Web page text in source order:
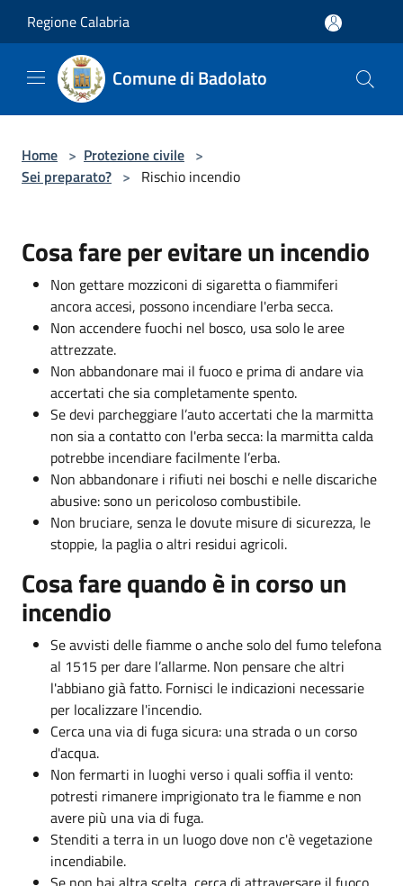
Regione Calabria
Comune di Badolato
Home > Protezione civile >
Sei preparato? > Rischio incendio
Cosa fare per evitare un incendio
Non gettare mozziconi di sigaretta o fiammiferi
ancora accesi, possono incendiare l'erba secca.
Non accendere fuochi nel bosco, usa solo le aree
attrezzate.
Non abbandonare mai il fuoco e prima di andare via
accertati che sia completamente spento.
Se devi parcheggiare l’auto accertati che la marmitta
non sia a contatto con l'erba secca: la marmitta calda
potrebbe incendiare facilmente l’erba.
Non abbandonare i rifiuti nei boschi e nelle discariche
abusive: sono un pericoloso combustibile.
Non bruciare, senza le dovute misure di sicurezza, le
stoppie, la paglia o altri residui agricoli.
Cosa fare quando è in corso un
incendio
Se avvisti delle fiamme o anche solo del fumo telefona
al 1515 per dare l’allarme. Non pensare che altri
l'abbiano già fatto. Fornisci le indicazioni necessarie
per localizzare l'incendio.
Cerca una via di fuga sicura: una strada o un corso
d'acqua.
Non fermarti in luoghi verso i quali soffia il vento:
potresti rimanere imprigionato tra le fiamme e non
avere più una via di fuga.
Stenditi a terra in un luogo dove non c'è vegetazione
incendiabile.